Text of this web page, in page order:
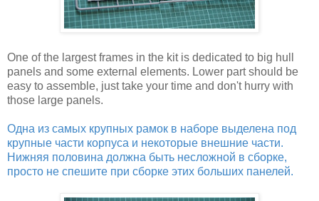
One of the largest frames in the kit is dedicated to big hull
panels and some external elements. Lower part should be
easy to assemble, just take your time and don't hurry with
those large panels.
Одна из самых крупных рамок в наборе выделена под
крупные части корпуса и некоторые внешние части.
Нижняя половина должна быть несложной в сборке,
просто не спешите при сборке этих больших панелей.